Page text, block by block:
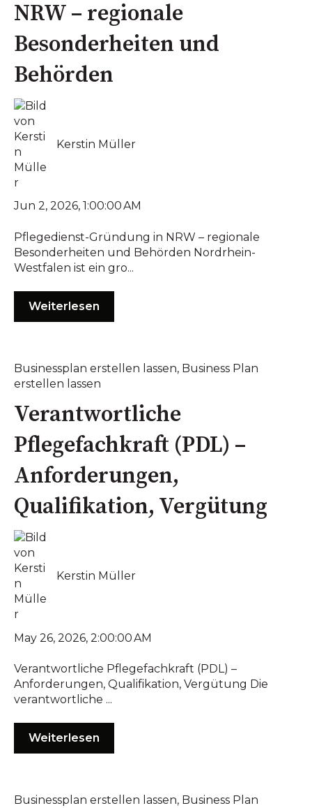
NRW – regionale
Besonderheiten und
Behörden
Kerstin Müller
Jun 2, 2026, 1:00:00 AM
Pflegedienst-Gründung in NRW – regionale
Besonderheiten und Behörden Nordrhein-
Westfalen ist ein gro...
Weiterlesen
Businessplan erstellen lassen, Business Plan
erstellen lassen
Verantwortliche
Pflegefachkraft (PDL) –
Anforderungen,
Qualifikation, Vergütung
Kerstin Müller
May 26, 2026, 2:00:00 AM
Verantwortliche Pflegefachkraft (PDL) –
Anforderungen, Qualifikation, Vergütung Die
verantwortliche ...
Weiterlesen
Businessplan erstellen lassen, Business Plan